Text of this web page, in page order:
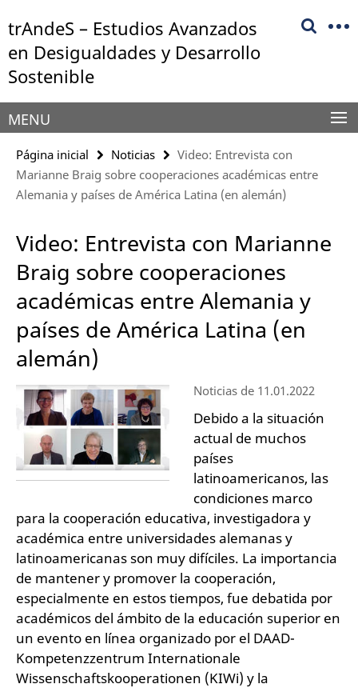
direkt
zu
Inhalt
trAndeS – Estudios Avanzados
en Desigualdades y Desarrollo
Sostenible
Herramientas
de
navegación
MENU
Página inicial Noticias
Video: Entrevista con
Marianne Braig sobre cooperaciones académicas entre
Alemania y países de América Latina (en alemán)
Video: Entrevista con Marianne
Braig sobre cooperaciones
académicas entre Alemania y
países de América Latina (en
alemán)
Noticias de 11.01.2022
Debido a la situación
actual de muchos
países
latinoamericanos, las
condiciones marco
para la cooperación educativa, investigadora y
académica entre universidades alemanas y
latinoamericanas son muy difíciles. La importancia
de mantener y promover la cooperación,
especialmente en estos tiempos, fue debatida por
académicos del ámbito de la educación superior en
un evento en línea organizado por el DAAD-
Kompetenzzentrum Internationale
Wissenschaftskooperationen (KIWi) y la